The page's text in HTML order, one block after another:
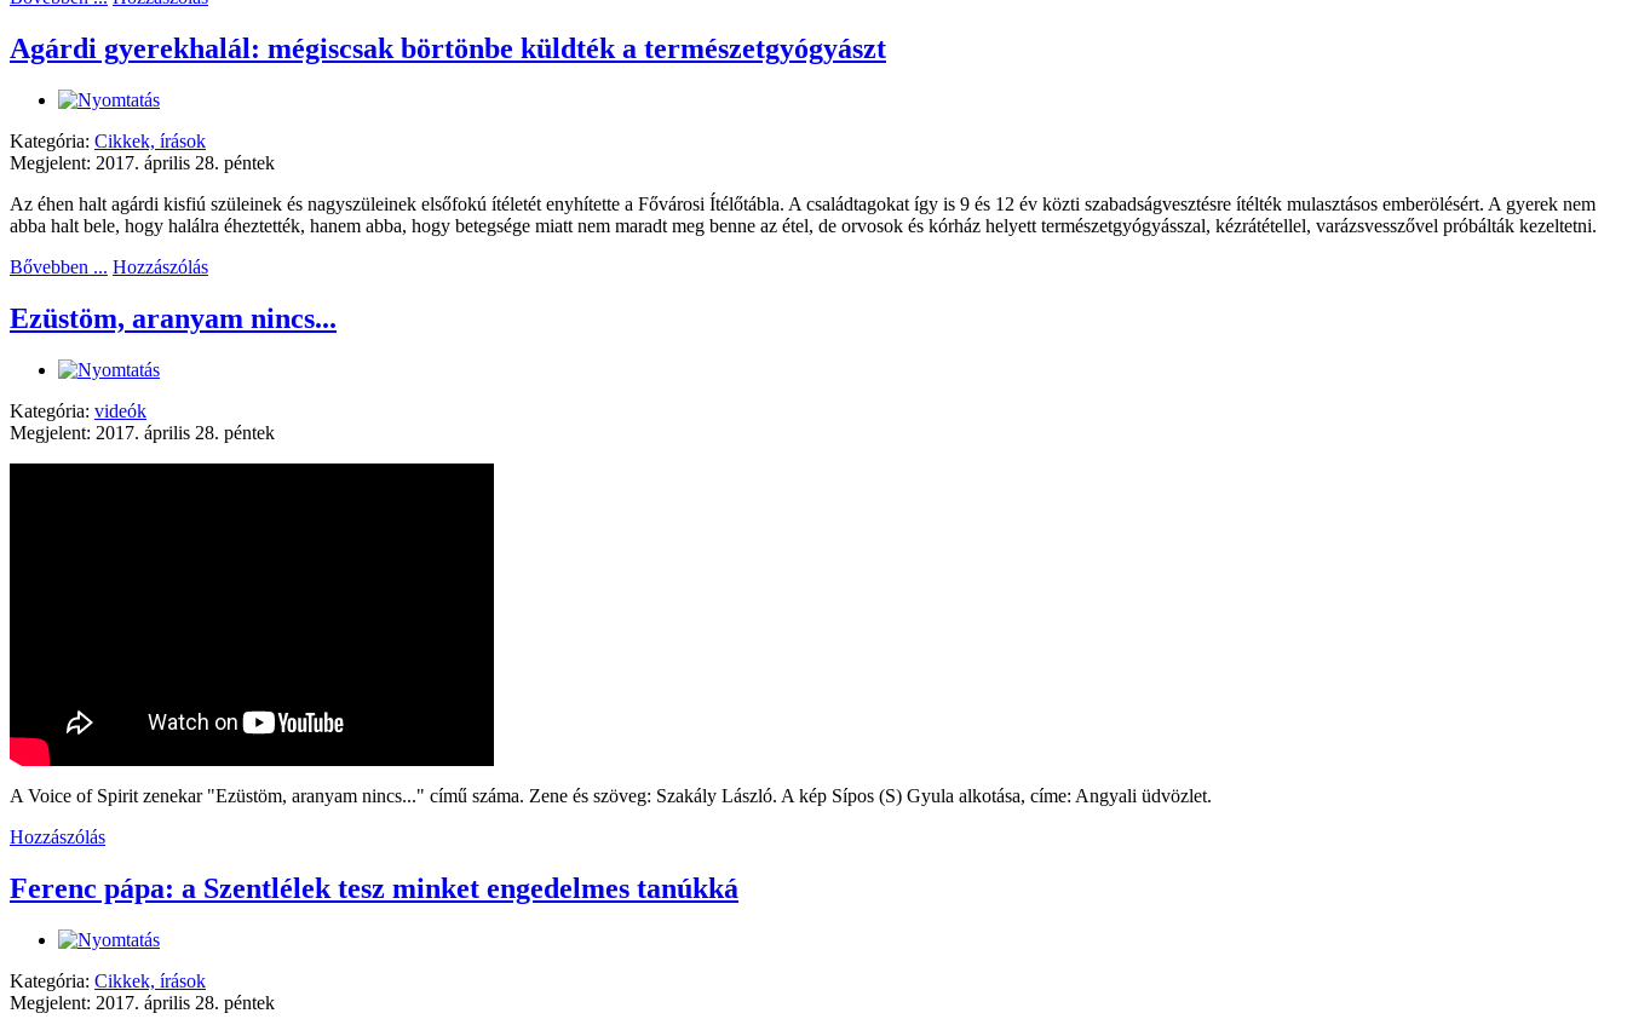
Agárdi gyerekhalál: mégiscsak börtönbe küldték a természetgyógyászt
Kategória: Cikkek, írások
Megjelent: 2017. április 28. péntek
Az éhen halt agárdi kisfiú szüleinek és nagyszüleinek elsőfokú ítéletét enyhítette a Fővárosi Ítélőtábla. A családtagokat így is 9 és 12 év közti szabadságvesztésre ítélték mulasztásos emberölésért. A gyerek nem
abba halt bele, hogy halálra éheztették, hanem abba, hogy betegsége miatt nem maradt meg benne az étel, de orvosok és kórház helyett természetgyógyásszal, kézrátétellel, varázsvesszővel próbálták kezeltetni.
Bővebben ... Hozzászólás
Ezüstöm, aranyam nincs...
Kategória: videók
Megjelent: 2017. április 28. péntek
A Voice of Spirit zenekar "Ezüstöm, aranyam nincs..." című száma. Zene és szöveg: Szakály László. A kép Sípos (S) Gyula alkotása, címe: Angyali üdvözlet.
Hozzászólás
Ferenc pápa: a Szentlélek tesz minket engedelmes tanúkká
Kategória: Cikkek, írások
Megjelent: 2017. április 28. péntek